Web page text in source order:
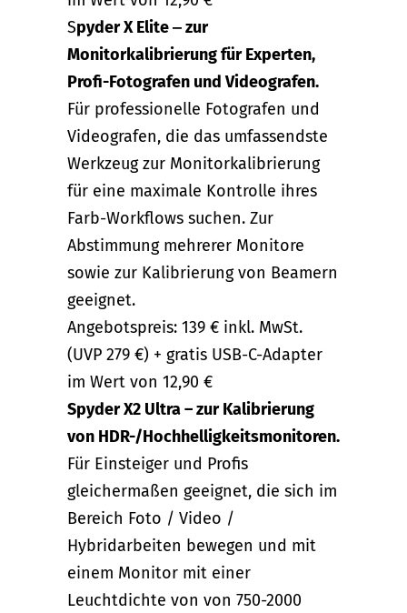
Spyder X Elite ‒ zur
Monitorkalibrierung für Experten,
Profi-Fotografen und Videografen.
Für professionelle Fotografen und
Videografen, die das umfassendste
Werkzeug zur Monitorkalibrierung
für eine maximale Kontrolle ihres
Farb-Workflows suchen. Zur
Abstimmung mehrerer Monitore
sowie zur Kalibrierung von Beamern
geeignet.
Angebotspreis: 139 € inkl. MwSt.
(UVP 279 €) + gratis USB-C-Adapter
im Wert von 12,90 €
Spyder X2 Ultra – zur Kalibrierung
von HDR-/Hochhelligkeitsmonitoren.
Für Einsteiger und Profis
gleichermaßen geeignet, die sich im
Bereich Foto / Video /
Hybridarbeiten bewegen und mit
einem Monitor mit einer
Leuchtdichte von von 750-2000